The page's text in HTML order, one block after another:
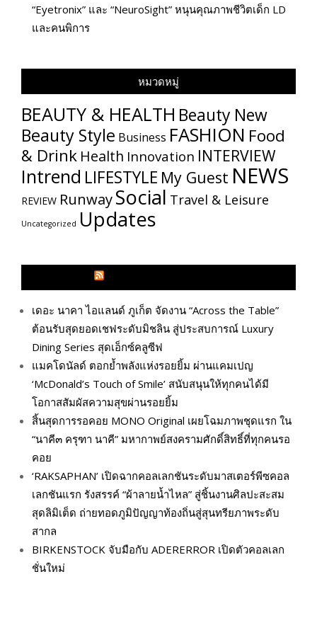
“Eyetronix” และ “NeuroSight” หนุนคุณภาพชีวิตเด็ก LD
และคนพิการ
หมวดหมู่
BEAUTY & HEALTH Beauty New
Beauty Style Business FASHION Food
& Drink Health Innovation INTERVIEW
Intrend LIFESTYLE My​ Guest NEWS
REVIEW RunwaySocial Travel & Leisure
Uncategorized Updates
เดอะ นาคา ไอแลนด์ ภูเก็ต จัดงาน “Across the Table”
ต้อนรับสุดยอดเชฟระดับมิชลิน สู่ประสบการณ์ Luxury
Dining Series สุดเอ็กซ์คลูซีฟ
แมคโดนัลด์ ตอกย้ำพลังแห่งรอยยิ้ม ผ่านแคมเปญ
‘McDonald’s Touch of Smile’ สนับสนุนให้ทุกคนได้มี
โอกาสสัมผัสความสุขผ่านรอยยิ้ม
สิ้นสุดการรอคอย MONO Original เผยโฉมภาพชุดแรก ใน
“นาคี๓ ครุฑา นาคี” มหากาพย์สงครามศักดิ์สิทธิ์ที่ทุกคนรอ
คอย
‘RAKSAPHAN’ เปิดฉากคอลเลกชันระดับมาสเตอร์พีซคอล
เลกชันแรก รังสรรค์ “ผ้าลายน้ำไหล” สู่ชิ้นงานศิลปะสะสม
สุดลิมิเต็ด ถ่ายทอดภูมิปัญญาท้องถิ่นสู่สุนทรียภาพระดับ
สากล
BIRKENSTOCK จับมือกับ ADERERROR เปิดตัวคอลเลก
ชั่นใหม่